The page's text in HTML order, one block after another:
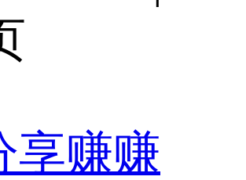
享赚赚